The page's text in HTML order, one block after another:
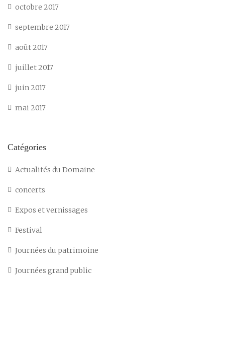
octobre 2017
septembre 2017
août 2017
juillet 2017
juin 2017
mai 2017
Catégories
Actualités du Domaine
concerts
Expos et vernissages
Festival
Journées du patrimoine
Journées grand public